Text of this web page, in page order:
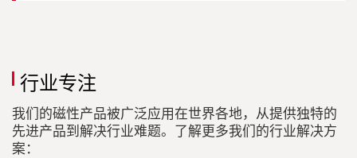
行业专注
我们的磁性产品被广泛应用在世界各地，从提供独特的
先进产品到解决行业难题。了解更多我们的行业解决方
案：